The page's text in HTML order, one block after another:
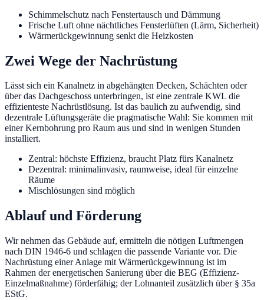
Schimmelschutz nach Fenstertausch und Dämmung
Frische Luft ohne nächtliches Fensterlüften (Lärm, Sicherheit)
Wärmerückgewinnung senkt die Heizkosten
Zwei Wege der Nachrüstung
Lässt sich ein Kanalnetz in abgehängten Decken, Schächten oder
über das Dachgeschoss unterbringen, ist eine zentrale KWL die
effizienteste Nachrüstlösung. Ist das baulich zu aufwendig, sind
dezentrale Lüftungsgeräte die pragmatische Wahl: Sie kommen mit
einer Kernbohrung pro Raum aus und sind in wenigen Stunden
installiert.
Zentral: höchste Effizienz, braucht Platz fürs Kanalnetz
Dezentral: minimalinvasiv, raumweise, ideal für einzelne
Räume
Mischlösungen sind möglich
Ablauf und Förderung
Wir nehmen das Gebäude auf, ermitteln die nötigen Luftmengen
nach DIN 1946-6 und schlagen die passende Variante vor. Die
Nachrüstung einer Anlage mit Wärmerückgewinnung ist im
Rahmen der energetischen Sanierung über die BEG (Effizienz-
Einzelmaßnahme) förderfähig; der Lohnanteil zusätzlich über § 35a
EStG.